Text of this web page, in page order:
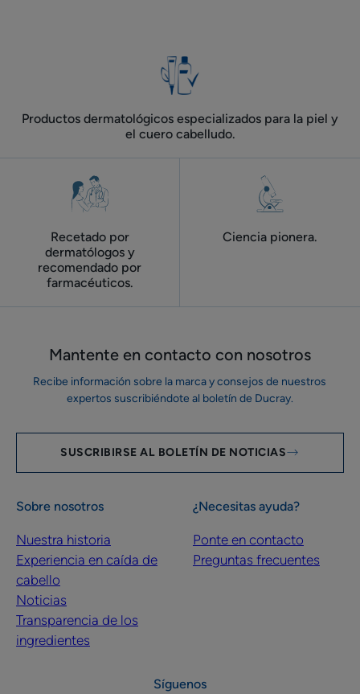
Productos dermatológicos especializados para la piel y
el cuero cabelludo.
Recetado por
dermatólogos y
recomendado por
farmacéuticos.
Ciencia pionera.
Mantente en contacto con nosotros
Recibe información sobre la marca y consejos de nuestros
expertos suscribiéndote al boletín de Ducray.
SUSCRIBIRSE AL BOLETÍN DE NOTICIAS
Sobre nosotros
Nuestra historia
Experiencia en caída de
cabello
Noticias
Transparencia de los
ingredientes
¿Necesitas ayuda?
Ponte en contacto
Preguntas frecuentes
Síguenos